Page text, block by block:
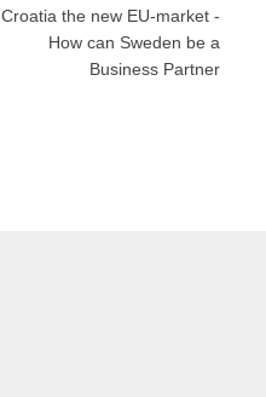
Croatia the new EU-market -
How can Sweden be a
Business Partner